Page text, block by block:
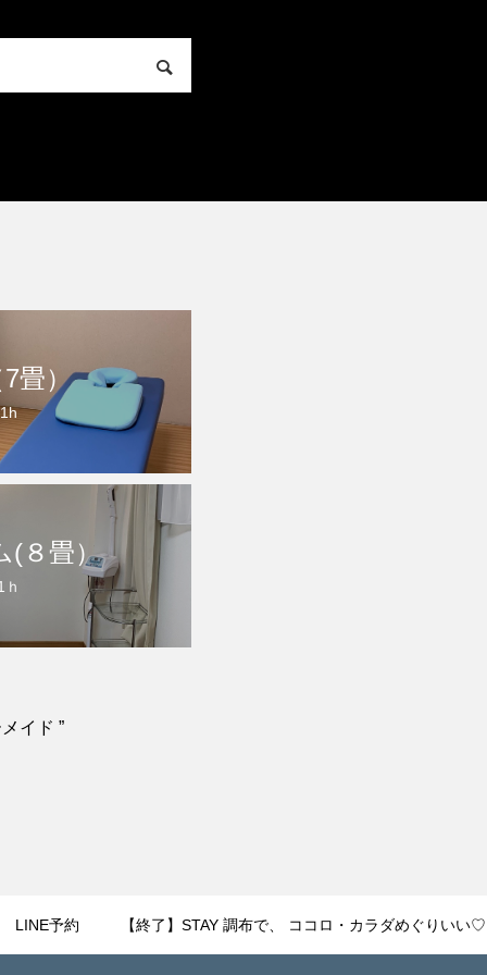
畳）
(８畳）
イド ”
LINE予約 【終了】STAY 調布で、 ココロ・カラダめぐりいい♡